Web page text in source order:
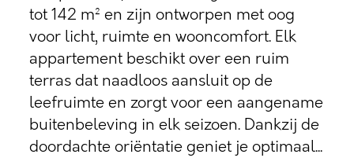
tot 142 m² en zijn ontworpen met oog
voor licht, ruimte en wooncomfort. Elk
appartement beschikt over een ruim
terras dat naadloos aansluit op de
leefruimte en zorgt voor een aangename
buitenbeleving in elk seizoen. Dankzij de
doordachte oriëntatie geniet je optimaal...